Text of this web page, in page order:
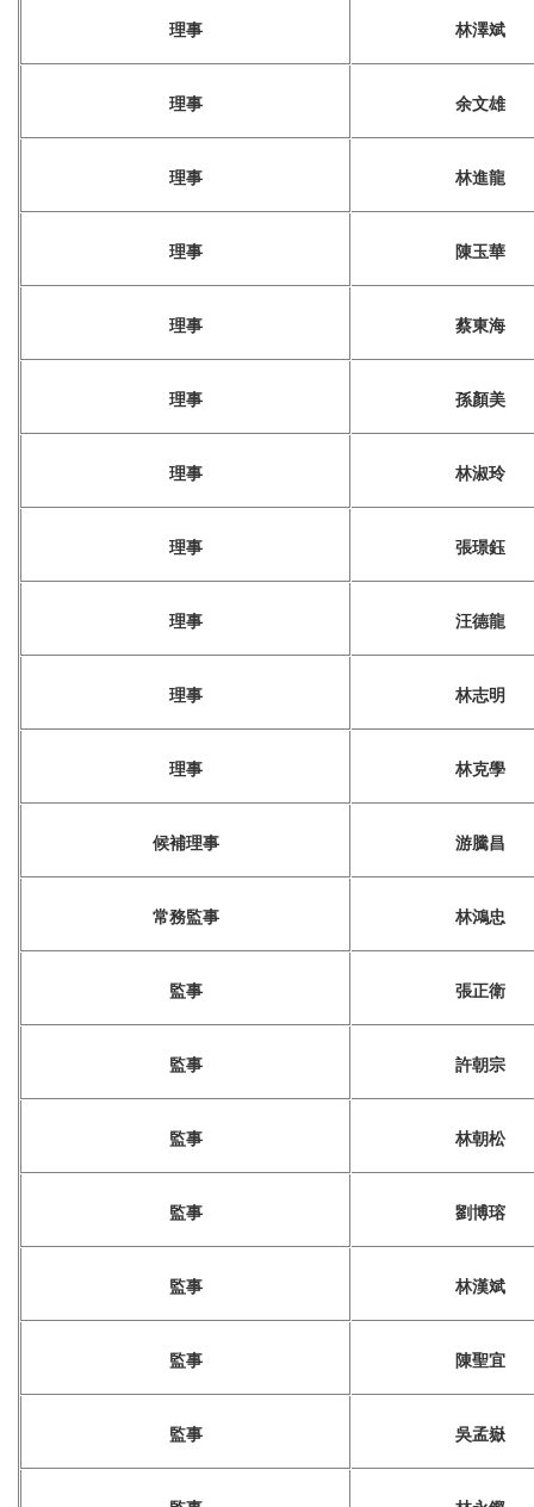
理事 林澤斌
理事 余文雄
理事 林進龍
理事 陳玉華
理事 蔡東海
理事 孫顏美
理事 林淑玲
理事 張璟鈺
理事 汪德龍
理事 林志明
理事 林克學
候補理事 游騰昌
常務監事 林鴻忠
監事 張正衛
監事 許朝宗
監事 林朝松
監事 劉博瑢
監事 林漢斌
監事 陳聖宜
監事 吳孟嶽